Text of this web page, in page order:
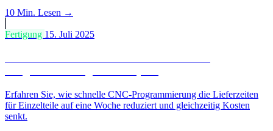
10 Min. Lesen →
Fertigung 15. Juli 2025
Erfahren Sie, wie schnelle CNC-Programmierung die Lieferzeiten
für Einzelteile auf eine Woche reduziert und gleichzeitig Kosten
senkt.